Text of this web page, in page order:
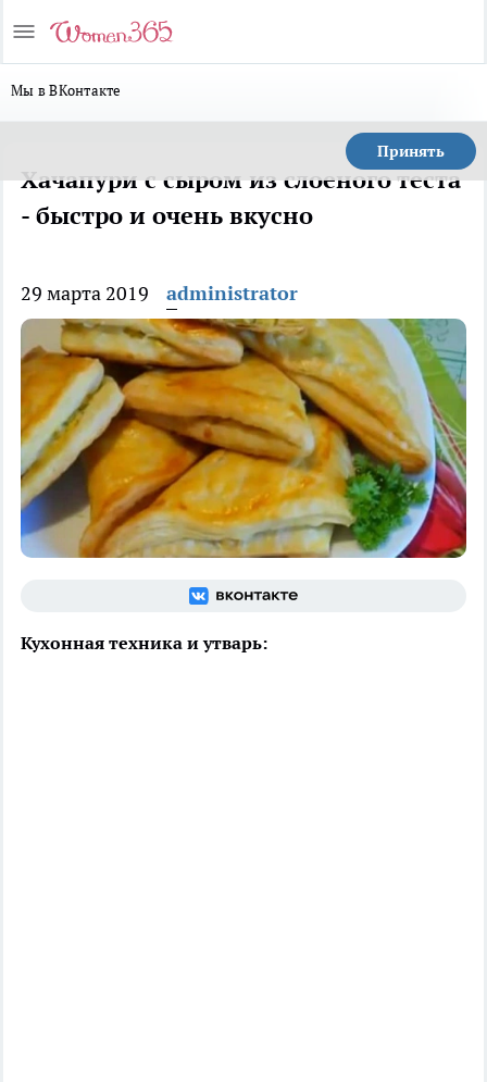
Мы в ВКонтакте
Принять
Хачапури с сыром из слоеного теста
- быстро и очень вкусно
29 марта 2019 administrator
Кухонная техника и утварь: